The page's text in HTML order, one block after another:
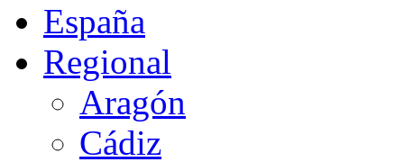
España
Regional
Aragón
Cádiz